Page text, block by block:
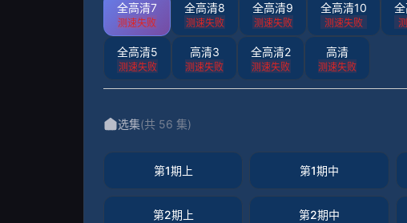
全高清7
测速失败
全高清8
测速失败
全高清9
测速失败
全高清10
测速失败
全高清5
测速失败
高清3
测速失败
全高清2
测速失败
高清
测速失败
选集(共 56 集)
第1期上 第1期中
第2期上 第2期中